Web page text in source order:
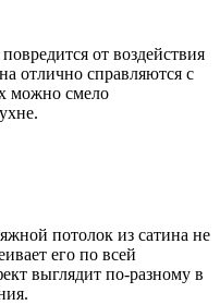
от воздействия
отлично справляются с
можно смело
потолок из сатина не
его по всей
выглядит по-разному в